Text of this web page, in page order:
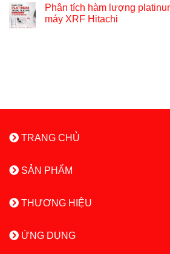
Phân tích hàm lượng
máy XRF Hitachi
TRANG CHỦ
SẢN PHẨM
THƯƠNG HIỆU
ỨNG DỤNG